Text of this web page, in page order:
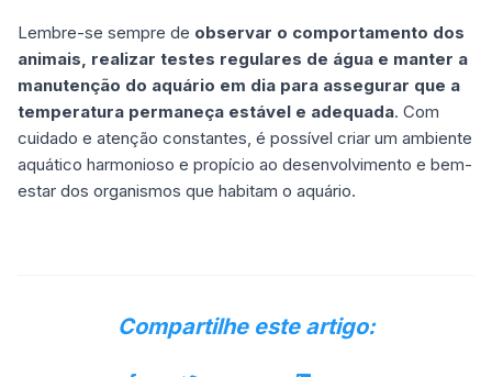
Lembre-se sempre de observar o comportamento dos
animais, realizar testes regulares de água e manter a
manutenção do aquário em dia para assegurar que a
temperatura permaneça estável e adequada. Com
cuidado e atenção constantes, é possível criar um ambiente
aquático harmonioso e propício ao desenvolvimento e bem-
estar dos organismos que habitam o aquário.
Compartilhe este artigo: